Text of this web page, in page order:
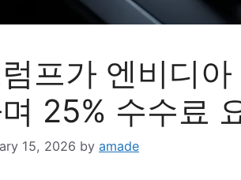
프가 엔비디
25% 수수료
15, 2026 by amade